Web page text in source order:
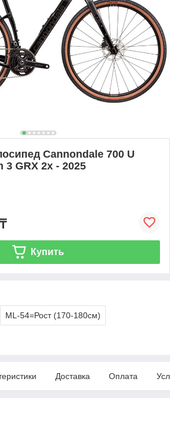
Cannondale 700 U
3 GRX 2x - 2025
₸
Купить
ML-54=Рост (170-180см)
Доставка Оплата